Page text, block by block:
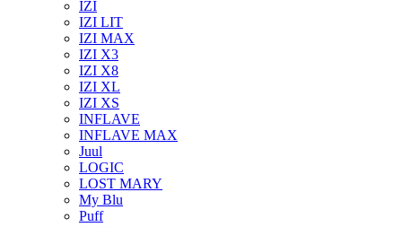
IZI
IZI LIT
IZI MAX
IZI X3
IZI X8
IZI XL
IZI XS
INFLAVE
INFLAVE MAX
Juul
LOGIC
LOST MARY
My Blu
Puff